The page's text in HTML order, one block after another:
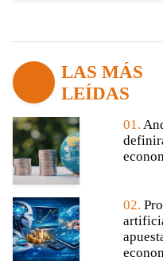
LAS MÁS
LEÍDAS
01.
02.